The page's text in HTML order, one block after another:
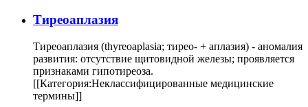
Тиреоаплазия
Тиреоаплазия (thyreoaplasia; тирео- + аплазия) - аномалия
развития: отсутствие щитовидной железы; проявляется
признаками гипотиреоза.
[[Категория:Неклассифицированные медицинские
термины]]